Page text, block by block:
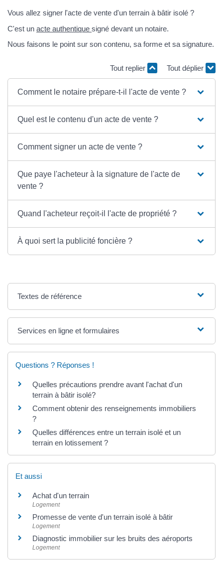
Vous allez signer l'acte de vente d'un terrain à bâtir isolé ?
C'est un acte authentique signé devant un notaire.
Nous faisons le point sur son contenu, sa forme et sa signature.
Tout replier Tout déplier
Comment le notaire prépare-t-il l'acte de vente ?
Quel est le contenu d'un acte de vente ?
Comment signer un acte de vente ?
Que paye l'acheteur à la signature de l'acte de
vente ?
Quand l'acheteur reçoit-il l'acte de propriété ?
À quoi sert la publicité foncière ?
Textes de référence
Services en ligne et formulaires
Questions ? Réponses !
Quelles précautions prendre avant l'achat d'un
terrain à bâtir isolé?
Comment obtenir des renseignements immobiliers
?
Quelles différences entre un terrain isolé et un
terrain en lotissement ?
Et aussi
Achat d'un terrain
Logement
Promesse de vente d'un terrain isolé à bâtir
Logement
Diagnostic immobilier sur les bruits des aéroports
Logement